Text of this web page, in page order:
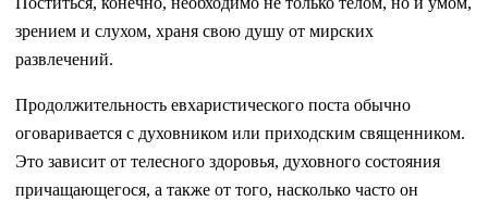
зрением и слухом, храня свою душу от мирских
развлечений.
Продолжительность евхаристического поста обычно
оговаривается с духовником или приходским священником.
Это зависит от телесного здоровья, духовного состояния
причащающегося, а также от того, насколько часто он